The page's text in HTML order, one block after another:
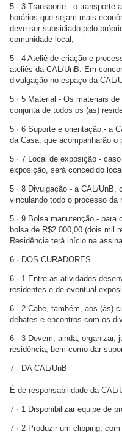
5 · 3 Transporte - o transporte
horários que sejam mais
deve ser subsidiado pelo
comunidade local;
5 · 4 Ateliê de criação e
ateliês da CAL/UnB. Em
divulgação no espaço da CAL/
5 · 5 Material - Os materiais
conjunta de todos os (as)
5 · 6 Suporte e orientação - a
da Casa, que acompanharão
5 · 7 Local de exposição -
exposição, será concedido
5 · 8 Divulgação - a CAL/UnB,
vinculando todo o processo
5 · 9 Bolsa manutenção -
bolsa de R$2.000,00 (dois mil
Residência terá início na
6 · DOS CURADORES
6 · 1 Entre as atividades
residentes e de eventual
6 · 2 Cabe, também, aos (às)
debates e encontros com os
6 · 3 Devem, ainda,
residência, bem como dar
7 · DA CAL/UnB
É de responsabilidade da CAL/
7 · 1 Disponibilizar equipe de
7 · 2 Produzir um clipping,